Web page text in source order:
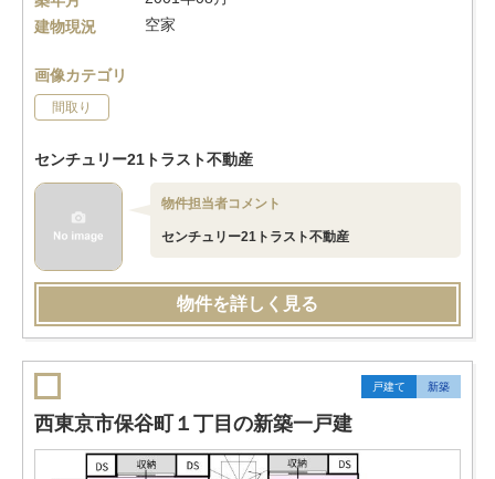
建物現況
空家
画像カテゴリ
間取り
センチュリー21トラスト不動産
物件担当者コメント
センチュリー21トラスト不動産
物件を詳しく見る
戸建て 新築
西東京市保谷町１丁目の新築一戸建